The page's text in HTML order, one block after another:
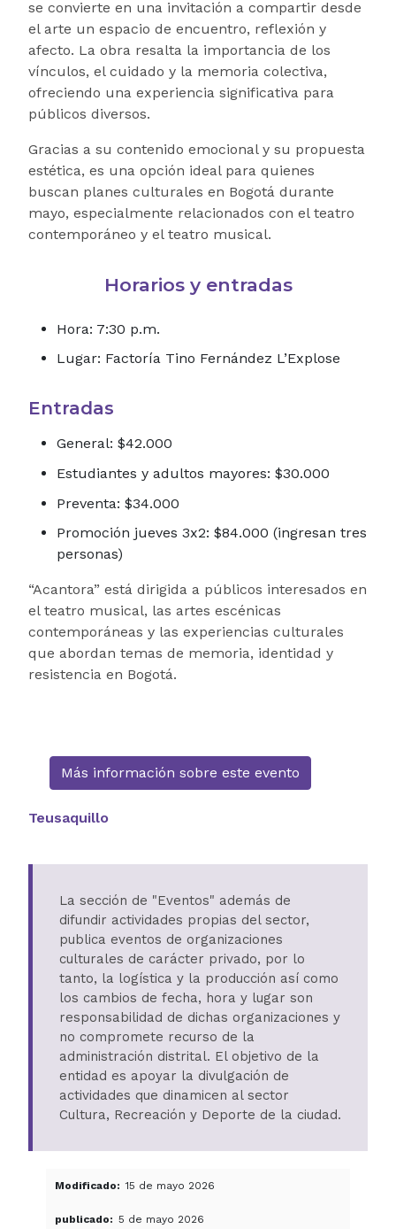
se convierte en una invitación a compartir desde
el arte un espacio de encuentro, reflexión y
afecto. La obra resalta la importancia de los
vínculos, el cuidado y la memoria colectiva,
ofreciendo una experiencia significativa para
públicos diversos.
Gracias a su contenido emocional y su propuesta
estética, es una opción ideal para quienes
buscan planes culturales en Bogotá durante
mayo, especialmente relacionados con el teatro
contemporáneo y el teatro musical.
Horarios y entradas
Hora: 7:30 p.m.
Lugar: Factoría Tino Fernández L’Explose
Entradas
General: $42.000
Estudiantes y adultos mayores: $30.000
Preventa: $34.000
Promoción jueves 3x2: $84.000 (ingresan tres
personas)
“Acantora” está dirigida a públicos interesados en
el teatro musical, las artes escénicas
contemporáneas y las experiencias culturales
que abordan temas de memoria, identidad y
resistencia en Bogotá.
Más información sobre este evento
Teusaquillo
La sección de "Eventos" además de
difundir actividades propias del sector,
publica eventos de organizaciones
culturales de carácter privado, por lo
tanto, la logística y la producción así como
los cambios de fecha, hora y lugar son
responsabilidad de dichas organizaciones y
no compromete recurso de la
administración distrital. El objetivo de la
entidad es apoyar la divulgación de
actividades que dinamicen al sector
Cultura, Recreación y Deporte de la ciudad.
Modificado 15 de mayo 2026
publicado 5 de mayo 2026